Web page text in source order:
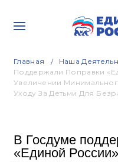
Главная Наша
Поддержали Поправки
Увеличении
Уходу За Детьми Для
В Госдуме
«Единой